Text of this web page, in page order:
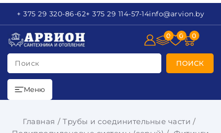
+ 375 29 320-86-62+ 375 29 114-57-14info@arvion.by
Поиск ПОИСК
0 0 0
Меню
Главная
Трубы и соединительные части